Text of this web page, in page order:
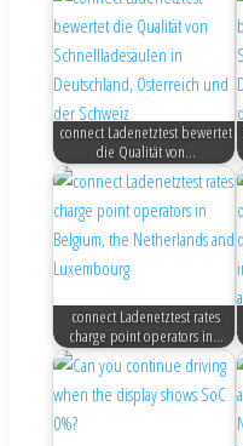
connect Ladenetztest bewertet
die Qualität von…
connect Ladenetztest rates
charge point operators in…